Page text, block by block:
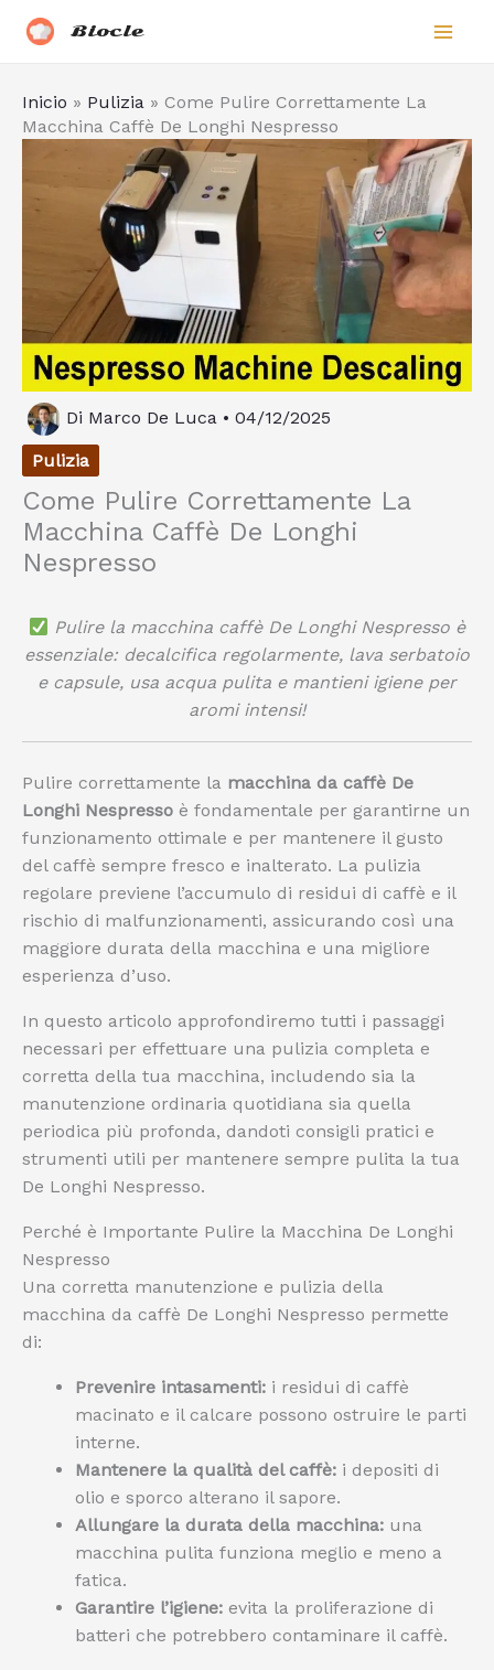
Biocle
Inicio » Pulizia » Come Pulire Correttamente La
Macchina Caffè De Longhi Nespresso
Di Marco De Luca • 04/12/2025
Pulizia
Come Pulire Correttamente La
Macchina Caffè De Longhi
Nespresso
Pulire la macchina caffè De Longhi Nespresso è
essenziale: decalcifica regolarmente, lava serbatoio
e capsule, usa acqua pulita e mantieni igiene per
aromi intensi!
Pulire correttamente la macchina da caffè De
Longhi Nespresso è fondamentale per garantirne un
funzionamento ottimale e per mantenere il gusto
del caffè sempre fresco e inalterato. La pulizia
regolare previene l’accumulo di residui di caffè e il
rischio di malfunzionamenti, assicurando così una
maggiore durata della macchina e una migliore
esperienza d’uso.
In questo articolo approfondiremo tutti i passaggi
necessari per effettuare una pulizia completa e
corretta della tua macchina, includendo sia la
manutenzione ordinaria quotidiana sia quella
periodica più profonda, dandoti consigli pratici e
strumenti utili per mantenere sempre pulita la tua
De Longhi Nespresso.
Perché è Importante Pulire la Macchina De Longhi
Nespresso
Una corretta manutenzione e pulizia della
macchina da caffè De Longhi Nespresso permette
di:
Prevenire intasamenti: i residui di caffè
macinato e il calcare possono ostruire le parti
interne.
Mantenere la qualità del caffè: i depositi di
olio e sporco alterano il sapore.
Allungare la durata della macchina: una
macchina pulita funziona meglio e meno a
fatica.
Garantire l’igiene: evita la proliferazione di
batteri che potrebbero contaminare il caffè.